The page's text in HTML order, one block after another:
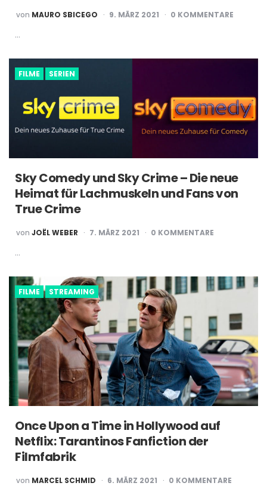
POSTED
BY
von MAURO SBICEGO 9. MÄRZ 2021 0 KOMMENTARE
…
FILME SERIEN
Sky Comedy und Sky Crime – Die neue
Heimat für Lachmuskeln und Fans von
True Crime
POSTED
BY
von JOËL WEBER 7. MÄRZ 2021 0 KOMMENTARE
…
FILME STREAMING
Once Upon a Time in Hollywood auf
Netflix: Tarantinos Fanfiction der
Filmfabrik
POSTED
BY
von MARCEL SCHMID 6. MÄRZ 2021 0 KOMMENTARE